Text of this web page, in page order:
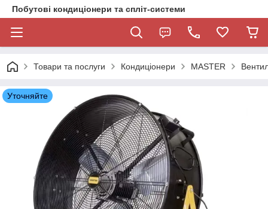
Побутові кондиціонери та спліт-системи
Товари та послуги Кондиціонери MASTER
Уточняйте